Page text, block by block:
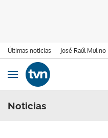
Últimas noticias José Raúl Mulino
Ir al contenido
Obrir navegació
Noticias